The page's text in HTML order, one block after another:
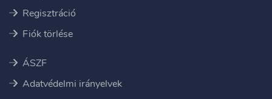
Regisztráció
Fiók törlése
ÁSZF
Adatvédelmi irányelvek